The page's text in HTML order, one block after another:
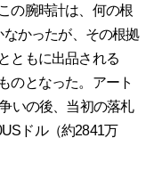
の腕時計は、何の根
かったが、その根拠
ともに出品される
のとなった。アート
いの後、当初の落札
ドル（約2841万